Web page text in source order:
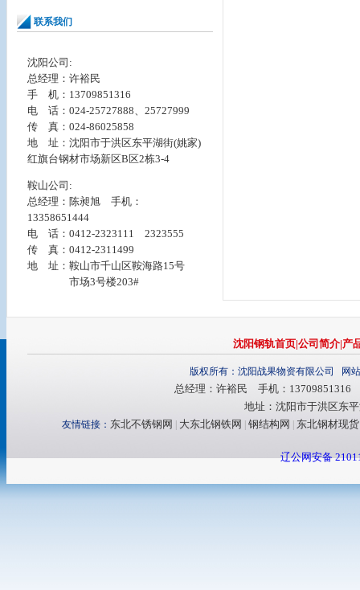
联系我们
沈阳公司:
总经理：许裕民
手 机：13709851316
电 话：024-25727888、25727999
传 真：024-86025858
地 址： 沈阳市于洪区东平湖街(姚家)
红旗台钢材市场新区B区2栋3-4
鞍山公司:
总经理：陈昶旭 手机：
13358651444
电 话：0412-2323111 2323555
传 真：0412-2311499
地 址：鞍山市千山区鞍海路15号
市场3号楼203#
沈阳钢轨首页|公司简介|产
版权所有：沈阳战果物资有限公司 网
总经理：许裕民 手机：13709851316
地址：沈阳市于洪区东
友情链接： 东北不锈钢网 大东北钢铁网 钢结构网 东北钢材现货
辽公网安备